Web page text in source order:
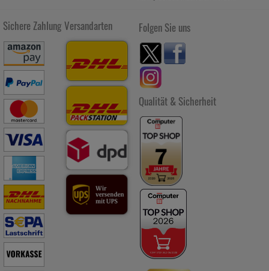
Google oder soziale Medien übertragen werden.
Sichere Zahlung Versandarten Folgen Sie uns
Qualität & Sicherheit